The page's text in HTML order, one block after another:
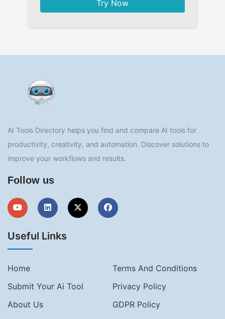
Try Now
AI Tools Directory helps you find and compare AI tools for
productivity, creativity, and automation. Discover solutions to
improve your workflows and results.
Follow us
Useful Links
Home
Terms And Conditions
Submit Your Ai Tool
Privacy Policy
About Us
GDPR Policy